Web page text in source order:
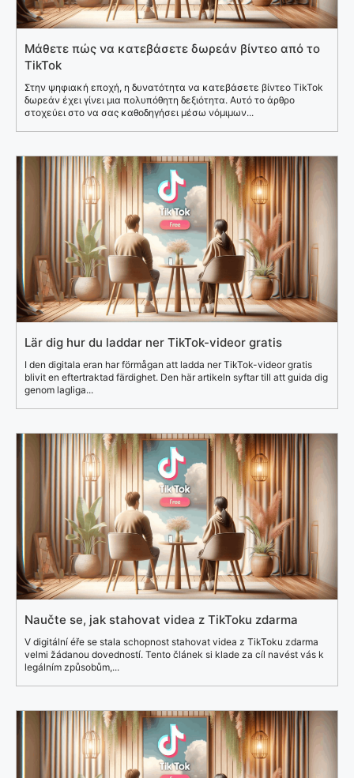
Μάθετε πώς να κατεβάσετε δωρεάν βίντεο από το
TikTok
Στην ψηφιακή εποχή, η δυνατότητα να κατεβάσετε βίντεο TikTok
δωρεάν έχει γίνει μια πολυπόθητη δεξιότητα. Αυτό το άρθρο
στοχεύει στο να σας καθοδηγήσει μέσω νόμιμων...
Lär dig hur du laddar ner TikTok-videor gratis
I den digitala eran har förmågan att ladda ner TikTok-videor gratis
blivit en eftertraktad färdighet. Den här artikeln syftar till att guida dig
genom lagliga...
Naučte se, jak stahovat videa z TikToku zdarma
V digitální éře se stala schopnost stahovat videa z TikToku zdarma
velmi žádanou dovedností. Tento článek si klade za cíl navést vás k
legálním způsobům,...